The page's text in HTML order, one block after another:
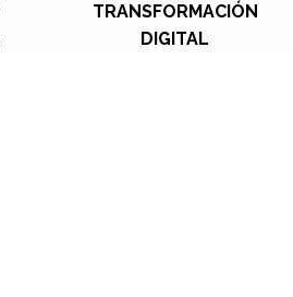
TRANSFORMACIÓN
DIGITAL